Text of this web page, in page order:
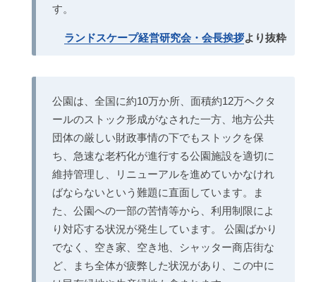
す。
ランドスケープ経営研究会・会長挨拶より抜粋
公園は、全国に約10万か所、面積約12万ヘクタ
ールのストック形成がなされた一方、地方公共
団体の厳しい財政事情の下でもストックを保
ち、急速な老朽化が進行する公園施設を適切に
維持管理し、リニューアルを進めていかなけれ
ばならないという難題に直面しています。ま
た、公園への一部の苦情等から、利用制限によ
り対応する状況が発生しています。 公園ばかり
でなく、空き家、空き地、シャッター商店街な
ど、まち全体が疲弊した状況があり、この中に